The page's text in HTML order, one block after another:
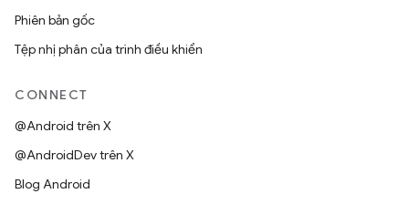
Phiên bản gốc
Tệp nhị phân của trình điều khiển
CONNECT
@Android trên X
@AndroidDev trên X
Blog Android